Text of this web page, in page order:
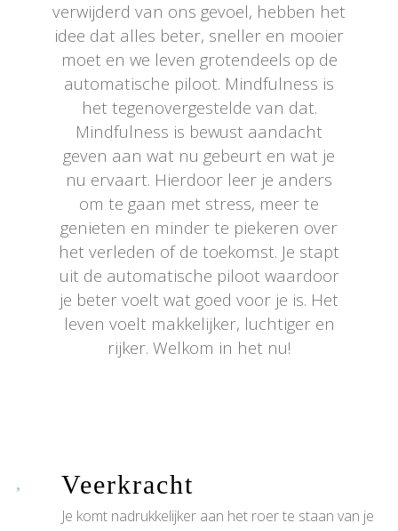
verwijderd van ons gevoel, hebben het
idee dat alles beter, sneller en mooier
moet en we leven grotendeels op de
automatische piloot. Mindfulness is
het tegenovergestelde van dat.
Mindfulness is bewust aandacht
geven aan wat nu gebeurt en wat je
nu ervaart. Hierdoor leer je anders
om te gaan met stress, meer te
genieten en minder te piekeren over
het verleden of de toekomst. Je stapt
uit de automatische piloot waardoor
je beter voelt wat goed voor je is. Het
leven voelt makkelijker, luchtiger en
rijker. Welkom in het nu!
Veerkracht
Je komt nadrukkelijker aan het roer te staan van je